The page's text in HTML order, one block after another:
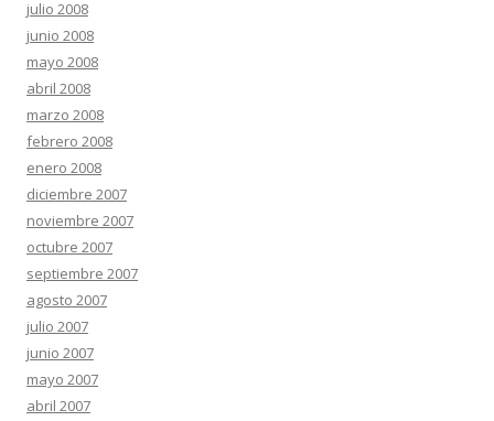
julio 2008
junio 2008
mayo 2008
abril 2008
marzo 2008
febrero 2008
enero 2008
diciembre 2007
noviembre 2007
octubre 2007
septiembre 2007
agosto 2007
julio 2007
junio 2007
mayo 2007
abril 2007